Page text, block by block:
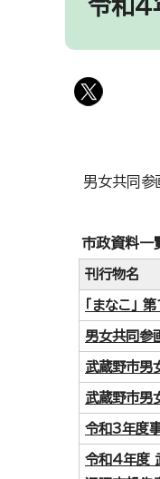
令和4
男女共同参
市政資料一
刊行物名
「まなこ」
男女共同参
武蔵野市男
武蔵野市男
令和3年度
令和4年度